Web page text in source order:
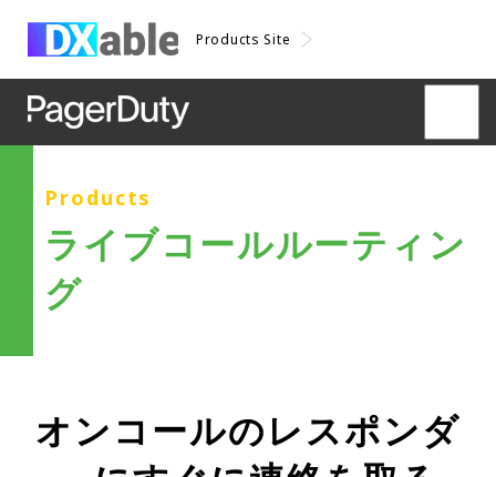
Products Site
Products
ライブコールルーティン
グ
オンコールのレスポンダ